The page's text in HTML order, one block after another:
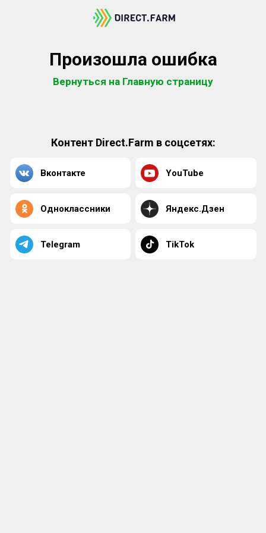
Произошла ошибка
Вернуться на Главную страницу
Контент Direct.Farm в соцсетях:
Вконтакте YouTube
Одноклассники Яндекс.Дзен
Telegram TikTok